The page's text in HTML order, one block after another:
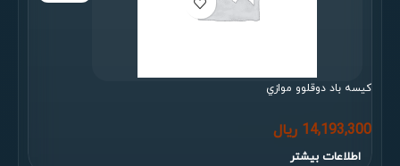
كیسه باد دوقلوو موازي
14,193,300 ریال
اطلاعات بیشتر